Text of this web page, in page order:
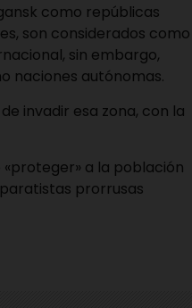
como repúblicas
son considerados como
sin embargo,
naciones autónomas.
invadir esa zona, con la
a la población
prorrusas